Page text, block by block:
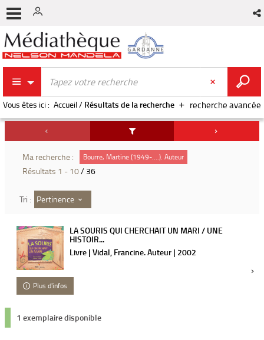
recherche avancée
Vous êtes ici : Accueil/ Résultats de la recherche
Ma recherche : Bourre, Martine (1949-....). Auteur
Résultats 1 - 10/ 36
Tri : Pertinence
LA SOURIS QUI CHERCHAIT UN MARI / UNE
HISTOIR...
Livre | Vidal, Francine. Auteur | 2002
Plus d'infos
1 exemplaire disponible